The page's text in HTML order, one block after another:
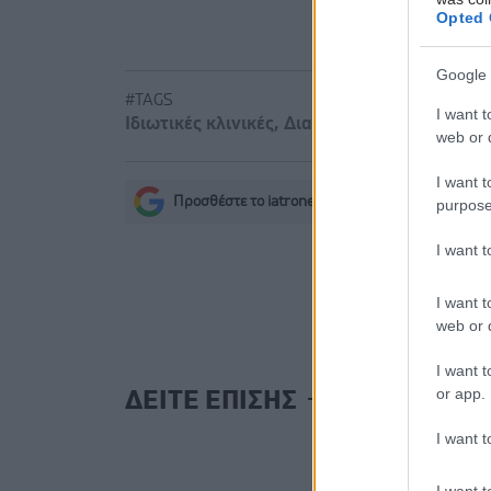
Opted
Google
I want
web or
I want
I want
I want
web or
I want
or app.
I want
σοβαρών
#TAGS
Ιδιωτικές κλινικές, Διαγνωστικά κέντρα
Προσθέστε το iatronet.gr στο Discover
ΔΕΙΤΕ ΕΠΙΣΗΣ